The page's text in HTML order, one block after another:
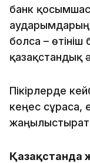
банк
болса –
қазақстандық
Пікірлерде
кеңес сұраса,
Қазақстанда